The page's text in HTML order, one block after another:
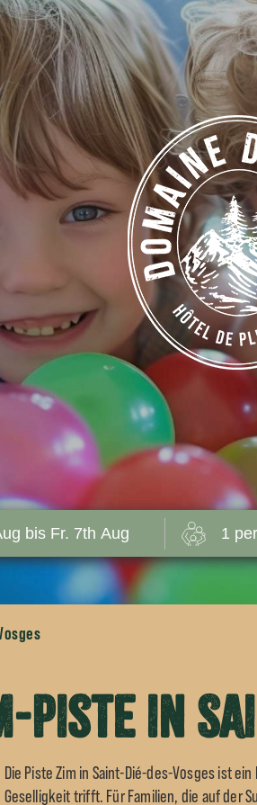
Piste in
Die Piste Zim in Saint-Dié-des-Vosges ist
Geselligkeit trifft. Für Familien, die auf der